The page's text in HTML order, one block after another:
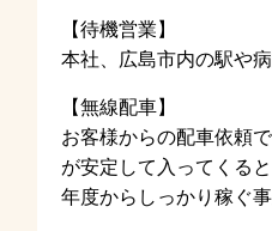
【待機営業】
本社、広島市内の駅や
【無線配車】
お客様からの配車依頼
安定して入ってくると
度からしっかり稼ぐ事